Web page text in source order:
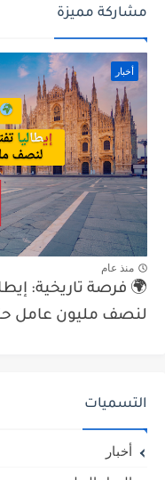
مشاركة مميزة
أخبار
منذ عام
🌍 فرصة تاريخية:
لنصف مليون عامل حتى
التسميات
أخبار